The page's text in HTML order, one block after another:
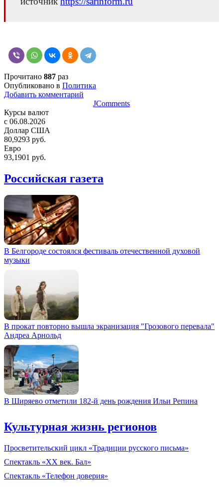
Прочитано 887 раз
Опубликовано в Политика
Добавить комментарий
JComments
Курсы валют
c 06.08.2026
Доллар США
80,9293 руб.
Евро
93,1901 руб.
Российская газета
В Белгороде состоялся фестиваль отечественной духовой
музыки
В прокат повторно вышла экранизация "Грозового перевала"
Андреа Арнольд
В Ширяево отметили 182-й день рождения Ильи Репина
Культурная жизнь регионов
Просветительский цикл «Традиции русского письма»
Спектакль «XX век. Бал»
Спектакль «Телефон доверия»